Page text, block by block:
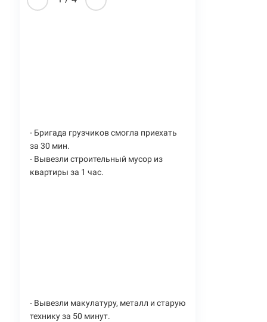
- Бригада грузчиков смогла приехать
за 30 мин.
- Вывезли строительный мусор из
квартиры за 1 час.
- Вывезли макулатуру, металл и старую
технику за 50 минут.